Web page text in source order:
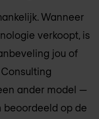
Wanneer
verkoopt, is
jou of
ander model —
op de